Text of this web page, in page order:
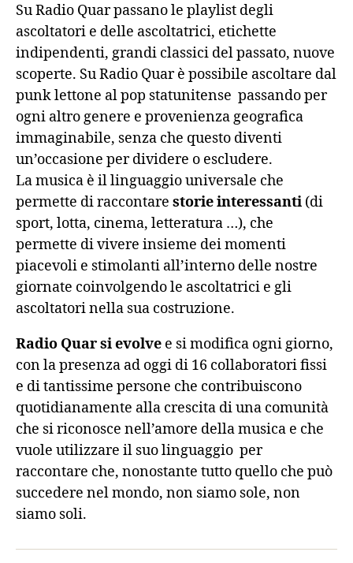
Su Radio Quar passano le playlist degli
ascoltatori e delle ascoltatrici, etichette
indipendenti, grandi classici del passato, nuove
scoperte. Su Radio Quar è possibile ascoltare dal
punk lettone al pop statunitense passando per
ogni altro genere e provenienza geografica
immaginabile, senza che questo diventi
un’occasione per dividere o escludere.
La musica è il linguaggio universale che
permette di raccontare storie interessanti (di
sport, lotta, cinema, letteratura …), che
permette di vivere insieme dei momenti
piacevoli e stimolanti all’interno delle nostre
giornate coinvolgendo le ascoltatrici e gli
ascoltatori nella sua costruzione.
Radio Quar si evolve e si modifica ogni giorno,
con la presenza ad oggi di 16 collaboratori fissi
e di tantissime persone che contribuiscono
quotidianamente alla crescita di una comunità
che si riconosce nell’amore della musica e che
vuole utilizzare il suo linguaggio per
raccontare che, nonostante tutto quello che può
succedere nel mondo, non siamo sole, non
siamo soli.